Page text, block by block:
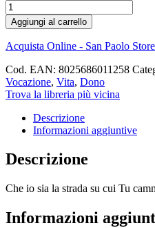
Aggiungi al carrello
Acquista Online - San Paolo Store
Cod. EAN: 8025686011258
Vocazione, Vita, Dono
Trova la libreria più vicina
Descrizione
Informazioni aggiuntive
Descrizione
Che io sia la strada su cui Tu
Informazioni